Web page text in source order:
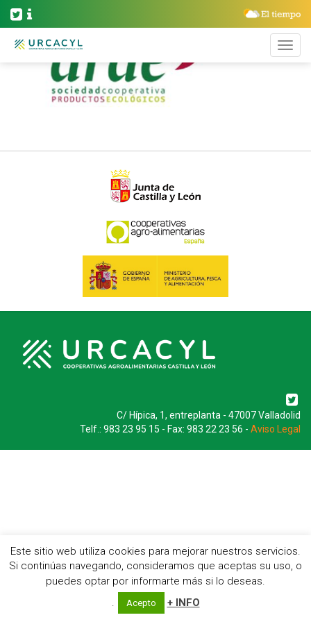
C/ Hípica, 1, entreplanta - 47007 Valladolid
Telf.: 983 23 95 15 - Fax: 983 22 23 56 - Aviso Legal
Este sitio web utiliza cookies para mejorar nuestros servicios.
Si continúas navegando, consideramos que aceptas su uso, o
puedes optar por informarte más si lo deseas.
.
Acepto + INFO